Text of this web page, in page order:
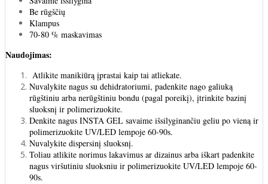
Be rūgščių
Klampus
70-80 % maskavimas
Naudojimas:
Atlikite manikiūrą įprastai kaip tai atliekate.
Nuvalykite nagus su dehidratoriumi, padenkite nago galiuką
rūgštiniu arba nerūgštiniu bondu (pagal poreikį), įtrinkite bazinį
sluoksnį ir polimerizuokite.
Denkite nagus INSTA GEL savaime išsilyginančiu geliu po vieną ir
polimerizuokite UV/LED lempoje 60-90s.
Nuvalykite dispersinį sluoksnį.
Toliau atlikite norimus lakavimus ar dizainus arba iškart padenkite
nagus viršutiniu sluoksniu ir polimerizuokite UV/LED lempoje 60-
90s.